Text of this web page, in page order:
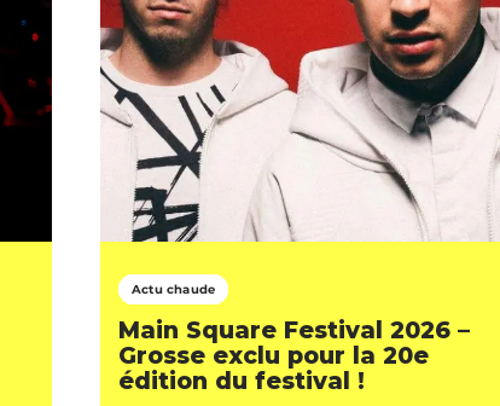
Actu chaude
Main Square Festival 2026 –
Grosse exclu pour la 20e
édition du festival !